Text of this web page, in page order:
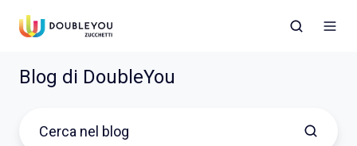
Blog di DoubleYou